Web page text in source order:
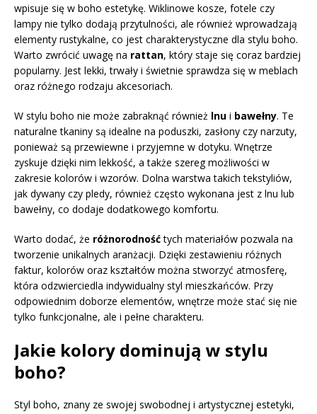
wpisuje się w boho estetykę. Wiklinowe kosze, fotele czy
lampy nie tylko dodają przytulności, ale również wprowadzają
elementy rustykalne, co jest charakterystyczne dla stylu boho.
Warto zwrócić uwagę na rattan, który staje się coraz bardziej
popularny. Jest lekki, trwały i świetnie sprawdza się w meblach
oraz różnego rodzaju akcesoriach.
W stylu boho nie może zabraknąć również lnu i bawełny. Te
naturalne tkaniny są idealne na poduszki, zasłony czy narzuty,
ponieważ są przewiewne i przyjemne w dotyku. Wnętrze
zyskuje dzięki nim lekkość, a także szereg możliwości w
zakresie kolorów i wzorów. Dolna warstwa takich tekstyliów,
jak dywany czy pledy, również często wykonana jest z lnu lub
bawełny, co dodaje dodatkowego komfortu.
Warto dodać, że różnorodnośćtych materiałów pozwala na
tworzenie unikalnych aranżacji. Dzięki zestawieniu różnych
faktur, kolorów oraz kształtów można stworzyć atmosferę,
która odzwierciedla indywidualny styl mieszkańców. Przy
odpowiednim doborze elementów, wnętrze może stać się nie
tylko funkcjonalne, ale i pełne charakteru.
Jakie kolory dominują w stylu
boho?
Styl boho, znany ze swojej swobodnej i artystycznej estetyki,